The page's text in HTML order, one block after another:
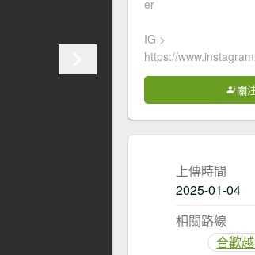
er
IG >
https://
關
上傳時間
2025-01-04
相關路線